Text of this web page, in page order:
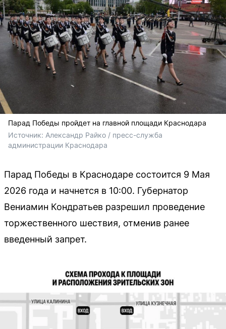
Парад Победы пройдет на главной площади Краснодара
Источник: Александр Райко / пресс-служба
администрации Краснодара
Парад Победы в Краснодаре состоится 9 Мая
2026 года и начнется в 10:00. Губернатор
Вениамин Кондратьев разрешил проведение
торжественного шествия, отменив ранее
введенный запрет.